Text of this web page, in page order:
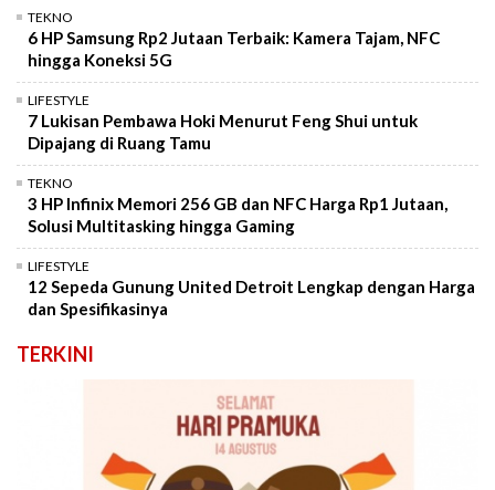
TEKNO
6 HP Samsung Rp2 Jutaan Terbaik: Kamera Tajam, NFC
hingga Koneksi 5G
LIFESTYLE
7 Lukisan Pembawa Hoki Menurut Feng Shui untuk
Dipajang di Ruang Tamu
TEKNO
3 HP Infinix Memori 256 GB dan NFC Harga Rp1 Jutaan,
Solusi Multitasking hingga Gaming
LIFESTYLE
12 Sepeda Gunung United Detroit Lengkap dengan Harga
dan Spesifikasinya
TERKINI